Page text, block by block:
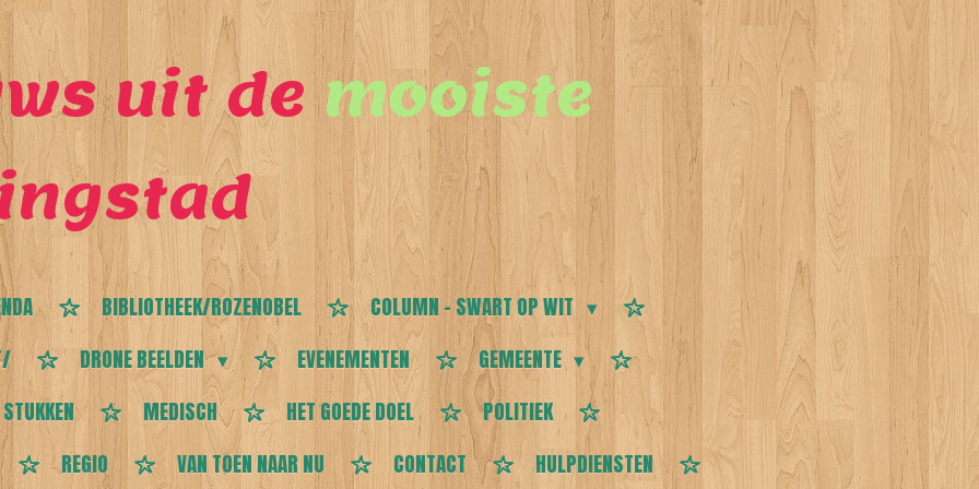
uit demooiste
BIBLIOTHEEK/ROZENOBEL
COLUMN - SWART OP WIT
DRONE BEELDEN EVENEMENTEN
GEMEENTE
MEDISCH HET GOEDE DOEL
POLITIEK
REGIO VAN TOEN NAAR NU CONTACT
HULPDIENSTEN